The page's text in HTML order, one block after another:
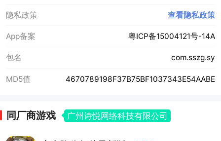
隐私政策 查看隐私政策
App备案 粤ICP备15004121号-14A
包名 com.sszg.sy
MD5值 4670789198F37B75BF1037343E54AABE
同厂商游戏 广州诗悦网络科技有限公司